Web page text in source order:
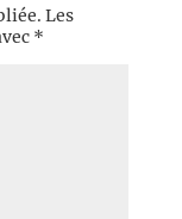
Les
*